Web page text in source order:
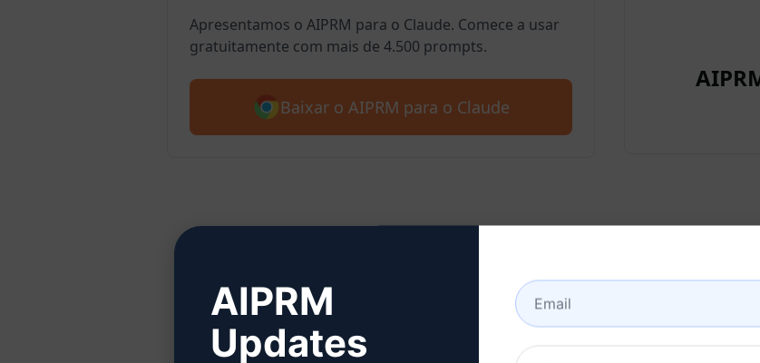
Apresentamos o AIPRM para o Claude. Comece a usar
gratuitamente com mais de 4.500 prompts.
Baixar o AIPRM para o Claude
Etapa 2: Criar uma conta
Clique aqui para saber como criar uma
AIPRM
Updates